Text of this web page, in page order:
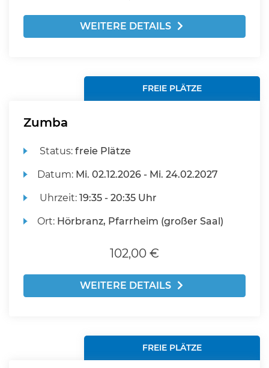
WEITERE DETAILS
FREIE PLÄTZE
Zumba
Status:freie Plätze
Datum: Mi. 02.12.2026 - Mi. 24.02.2027
Uhrzeit:19:35 - 20:35 Uhr
Ort: Hörbranz, Pfarrheim (großer Saal)
102,00 €
WEITERE DETAILS
FREIE PLÄTZE